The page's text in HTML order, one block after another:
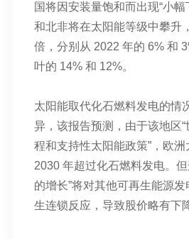
国将因安装量饱和而出现“小
和北非将在太阳能等级中攀升
倍，分别从 2022 年的 6% 和
叶的 14% 和 12%。
太阳能取代化石燃料发电的情
异，该报告预测，由于该地区
程和支持性太阳能政策”，欧
2030 年超过化石燃料发电。
的增长”将对其他可再生能源
生连锁反应，导致股价略有下